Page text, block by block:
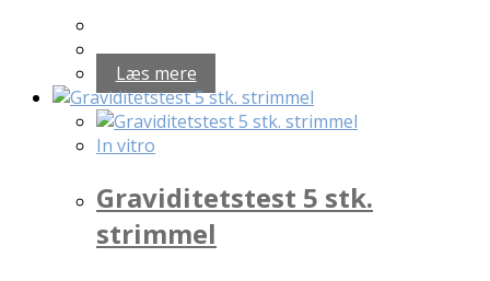
Læs mere
In vitro
Graviditetstest 5 stk.
strimmel